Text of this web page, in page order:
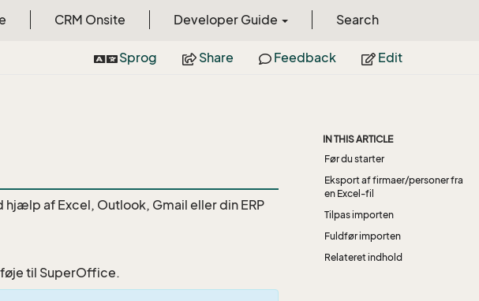
CRM Onsite Developer Guide Search
Sprog Share Feedback Edit
hjælp af Excel, Outlook, Gmail eller din ERP
til SuperOffice.
IN THIS ARTICLE
Før du starter
Eksport af firmaer/personer fra
en Excel-fil
Tilpas importen
Fuldfør importen
Relateret indhold